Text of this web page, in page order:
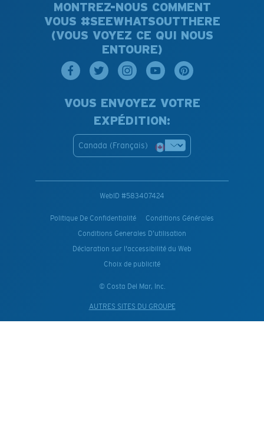
MONTREZ-NOUS COMMENT
VOUS #SEEWHATSOUTTHERE
(VOUS VOYEZ CE QUI NOUS
ENTOURE)
VOUS ENVOYEZ VOTRE
EXPÉDITION:
Canada (Français)
WebID #583407424
Politique De Confidentialité
Conditions Générales
Conditions Generales D’utilisation
Déclaration sur l'accessibilité du Web
Choix de publicité
© Costa Del Mar, Inc.
AUTRES SITES DU GROUPE